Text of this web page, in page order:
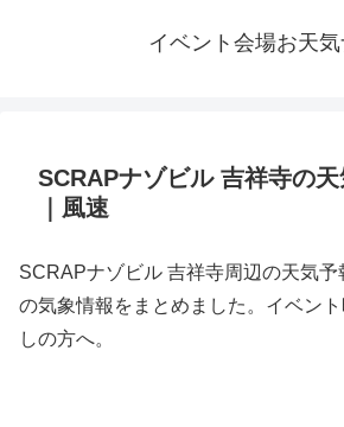
イベント会場お天
SCRAPナゾビル 吉祥寺の
｜風速
SCRAPナゾビル 吉祥寺周辺の天気
の気象情報をまとめました。イベン
しの方へ。